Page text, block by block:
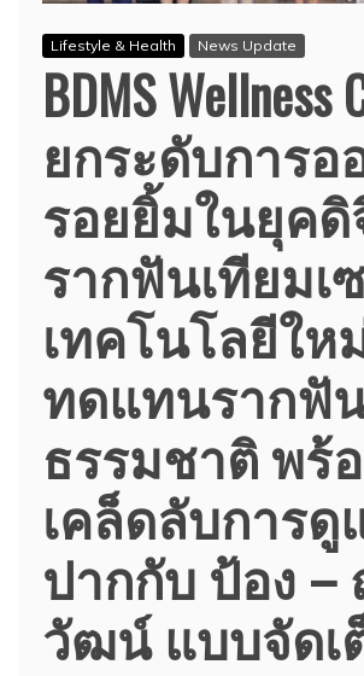
Lifestyle & Health News Update
BDMS Wellness
ยกระดับการอ
รอยยิ้มในยุค
รากฟันเทียมเ
เทคโนโลยีให
ทดแทนรากฟั
ธรรมชาติ พร้
เคล็ดลับการดู
ปากกับ ป้อง
วัฒน์ แบบจัดเ